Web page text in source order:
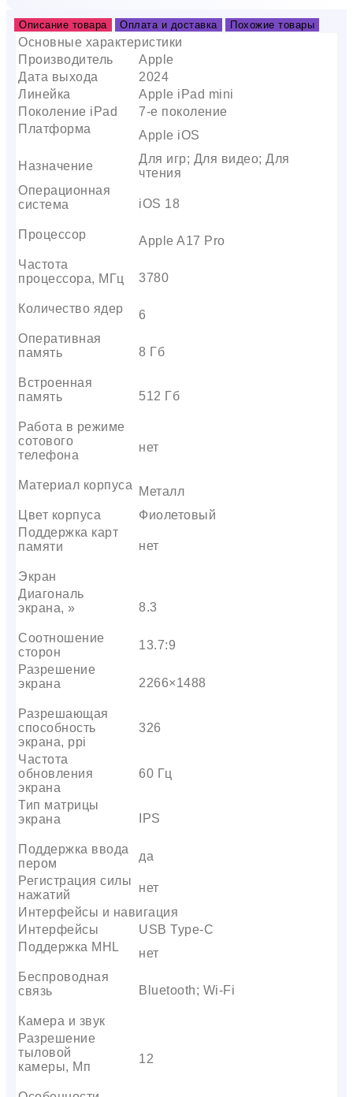
Описание товара Оплата и доставка Похожие товары
Основные характеристики
Производитель
Apple
Дата выхода
2024
Линейка
Apple iPad mini
Поколение iPad
7-е поколение
Платформа
Apple iOS
Назначение
Для игр; Для видео; Для
чтения
Операционная
система
iOS 18
Процессор
Apple A17 Pro
Частота
процессора, МГц
3780
Количество ядер
6
Оперативная
память
8 Гб
Встроенная
память
512 Гб
Работа в режиме
сотового
телефона
нет
Материал корпуса
Металл
Цвет корпуса
Фиолетовый
Поддержка карт
памяти
нет
Экран
Диагональ
экрана, »
8.3
Соотношение
сторон
13.7:9
Разрешение
экрана
2266×1488
Разрешающая
способность
экрана, ppi
326
Частота
обновления
экрана
60 Гц
Тип матрицы
экрана
IPS
Поддержка ввода
пером
да
Регистрация силы
нажатий
нет
Интерфейсы и навигация
Интерфейсы
USB Type-C
Поддержка MHL
нет
Беспроводная
связь
Bluetooth; Wi-Fi
Камера и звук
Разрешение
тыловой
камеры, Мп
12